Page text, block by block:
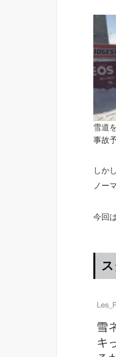
雪道
事故
しか
ノー
今回